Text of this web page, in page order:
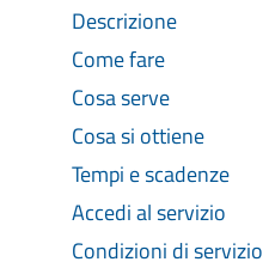
Descrizione
Come fare
Cosa serve
Cosa si ottiene
Tempi e scadenze
Accedi al servizio
Condizioni di servizio